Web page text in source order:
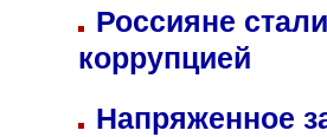
Россияне
коррупцией
Напряженное